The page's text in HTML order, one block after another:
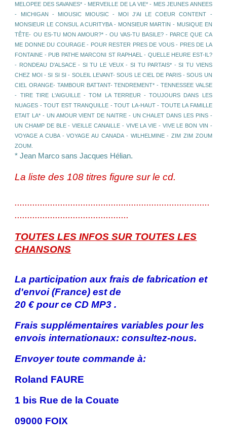
MELOPEE DES SAVANES* - MERVEILLE DE LA VIE* - MES JEUNES ANNEES
- MICHIGAN - MIOUSIC MIOUSIC - MOI J'AI LE COEUR CONTENT -
MONSIEUR LE CONSUL A CURITYBA - MONSIEUR MARTIN - MUSIQUE EN
TÊTE- OU ES-TU MON AMOUR?* - OU VAS-TU BASILE? - PARCE QUE CA
ME DONNE DU COURAGE - POUR RESTER PRES DE VOUS - PRES DE LA
FONTAINE - PUB PATHE MARCONI ST RAPHAEL - QUELLE HEURE EST-IL?
- RONDEAU D'ALSACE - SI TU LE VEUX - SI TU PARTAIS* - SI TU VIENS
CHEZ MOI - SI SI SI - SOLEIL LEVANT- SOUS LE CIEL DE PARIS - SOUS UN
CIEL ORANGE- TAMBOUR BATTANT- TENDREMENT* - TENNESSEE VALSE
- TIRE TIRE L'AIGUILLE - TOM LA TERREUR - TOUJOURS DANS LES
NUAGES - TOUT EST TRANQUILLE - TOUT LA-HAUT - TOUTE LA FAMILLE
ETAIT LA* - UN AMOUR VIENT DE NAITRE - UN CHALET DANS LES PINS -
UN CHAMP DE BLE - VIEILLE CANAILLE - VIVE LA VIE - VIVE LE BON VIN -
VOYAGE A CUBA - VOYAGE AU CANADA - WILHELMINE - ZIM ZIM ZOUM
ZOUM.
* Jean Marco sans Jacques Hélian.
La liste des 108 titres figure sur le cd.
.............................................................................
.............................................
TOUTES LES INFOS SUR TOUTES LES
CHANSONS
La participation aux frais de fabrication et
d'envoi (France) est de
20 € pour ce CD MP3 .
Frais supplémentaires variables pour les
envois internationaux: consultez-nous.
Envoyer toute commande à:
Roland FAURE
1 bis Rue de la Couate
09000 FOIX